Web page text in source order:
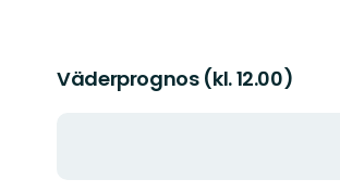
Väderprognos (kl. 12.00)